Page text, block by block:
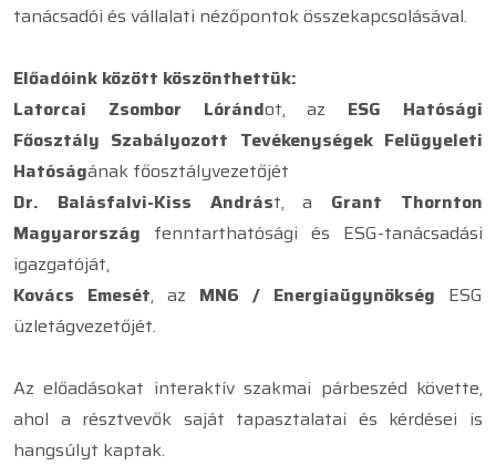
tanácsadói és vállalati nézőpontok összekapcsolásával.
Előadóink között köszönthettük:
Latorcai Zsombor Lórándot, az ESG Hatósági
Főosztály Szabályozott Tevékenységek Felügyeleti
Hatóságának főosztályvezetőjét
Dr. Balásfalvi-Kiss Andrást, a Grant Thornton
Magyarország fenntarthatósági és ESG-tanácsadási
igazgatóját,
Kovács Emesét, az MN6 / Energiaügynökség ESG
üzletágvezetőjét.
Az előadásokat interaktív szakmai párbeszéd követte,
ahol a résztvevők saját tapasztalatai és kérdései is
hangsúlyt kaptak.